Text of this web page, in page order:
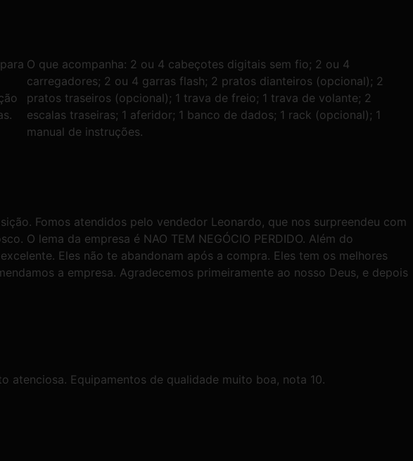
O que acompanha: 2 ou 4 cabeçotes digitais sem fio; 2 ou 4
carregadores; 2 ou 4 garras flash; 2 pratos dianteiros (opcional); 2
pratos traseiros (opcional); 1 trava de freio; 1 trava de volante; 2
escalas traseiras; 1 aferidor; 1 banco de dados; 1 rack (opcional); 1
manual de instruções.
Fomos atendidos pelo vendedor Leonardo, que nos surpreendeu com
O lema da empresa é NAO TEM NEGÓCIO PERDIDO. Além do
Eles não te abandonam após a compra. Eles tem os melhores
a empresa. Agradecemos primeiramente ao nosso Deus, e depois
atenciosa. Equipamentos de qualidade muito boa, nota 10.